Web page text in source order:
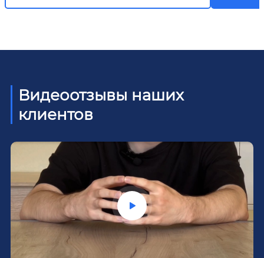
Видеоотзывы наших
клиентов